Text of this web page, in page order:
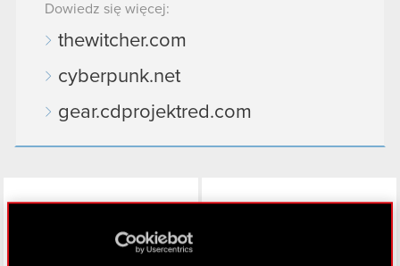
Dowiedz się więcej:
thewitcher.com
cyberpunk.net
gear.cdprojektred.com